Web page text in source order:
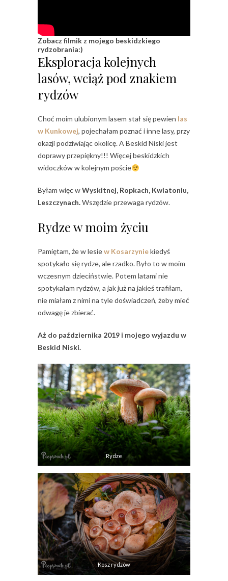
Zobacz filmik z mojego beskidzkiego
rydzobrania:)
Eksploracja kolejnych
lasów, wciąż pod znakiem
rydzów
Choć moim ulubionym lasem stał się pewien las
w Kunkowej, pojechałam poznać i inne lasy, przy
okazji podziwiając okolicę. A Beskid Niski jest
doprawy przepiękny!!! Więcej beskidzkich
widoczków w kolejnym poście
Byłam więc wWyskitnej, Ropkach, Kwiatoniu,
Leszczynach.Wszędzie przewaga rydzów.
Rydze w moim życiu
Pamiętam, że w lesiew Kosarzyniekiedyś
spotykało się rydze, ale rzadko. Było to w moim
wczesnym dzieciństwie. Potem latami nie
spotykałam rydzów, a jak już na jakieś trafiłam,
nie miałam z nimi na tyle doświadczeń, żeby mieć
odwagę je zbierać.
Aż do października 2019 i mojego wyjazdu w
Beskid Niski.
Rydze
Kosz rydzów